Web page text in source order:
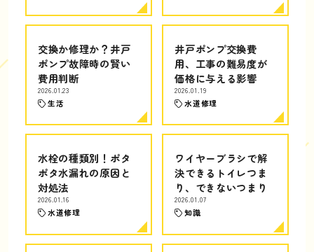
交換か修理か？井戸
ポンプ故障時の賢い
費用判断
2026.01.23
生活
井戸ポンプ交換費
用、工事の難易度が
価格に与える影響
2026.01.19
水道修理
水栓の種類別！ポタ
ポタ水漏れの原因と
対処法
2026.01.16
水道修理
ワイヤーブラシで解
決できるトイレつま
り、できないつまり
2026.01.07
知識